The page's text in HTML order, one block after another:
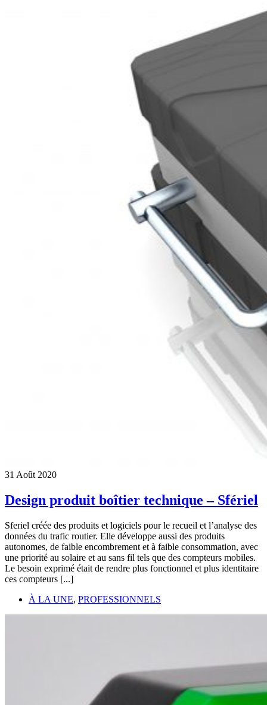
31 Août 2020
Design produit boîtier technique – Sfériel
Sferiel créée des produits et logiciels pour le recueil et l’analyse des
données du trafic routier. Elle développe aussi des produits
autonomes, de faible encombrement et à faible consommation, avec
une priorité au solaire et au sans fil tels que des compteurs mobiles.
Le besoin exprimé était de rendre plus fonctionnel et plus identitaire
ces compteurs [...]
À LA UNE, PROFESSIONNELS